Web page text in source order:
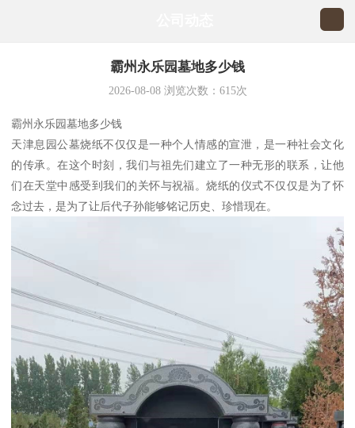
霸州永乐园墓地多少钱
2026-08-08浏览次数： 615次
霸州永乐园墓地多少钱
天津息园公墓烧纸不仅仅是一种个人情感的宣泄，是一种社会文化
的传承。在这个时刻，我们与祖先们建立了一种无形的联系，让他
们在天堂中感受到我们的关怀与祝福。烧纸的仪式不仅仅是为了怀
念过去，是为了让后代子孙能够铭记历史、珍惜现在。